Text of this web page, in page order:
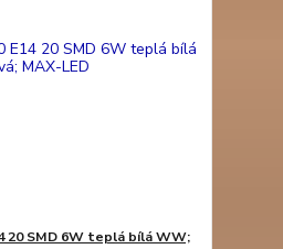
20 SMD 6W teplá bílá WW;